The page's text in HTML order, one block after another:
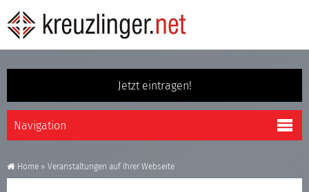
Jetzt eintragen!
Home » Veranstaltungen auf Ihrer Webseite